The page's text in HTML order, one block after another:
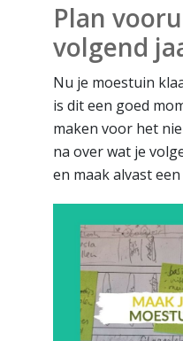
Plan
volgend
Nu je moestuin
is dit een goed
maken voor het
na over wat je
en maak alvast